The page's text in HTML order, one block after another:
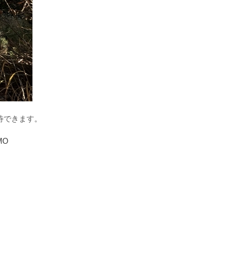
きます。